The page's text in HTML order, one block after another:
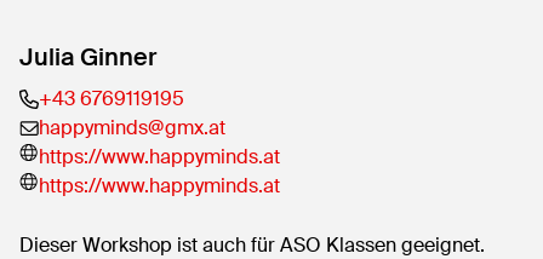
Julia Ginner
+43 6769119195
happyminds@gmx.at
https://www.happyminds.at
https://www.happyminds.at
Dieser Workshop ist auch für ASO Klassen geeignet.